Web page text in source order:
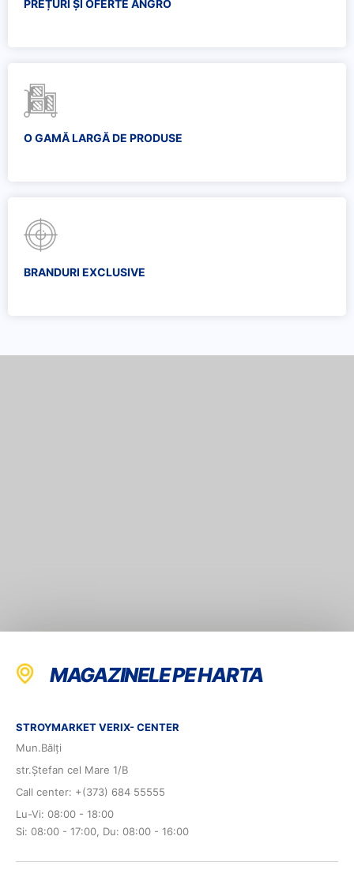
PREȚURI ȘI OFERTE ANGRO
O GAMĂ LARGĂ DE PRODUSE
BRANDURI EXCLUSIVE
MAGAZINELE PE HARTA
STROYMARKET VERIX- CENTER
Mun.Bălți
str.Ștefan cel Mare 1/B
Call center: +(373) 684 55555
Lu-Vi: 08:00 - 18:00
Si: 08:00 - 17:00, Du: 08:00 - 16:00